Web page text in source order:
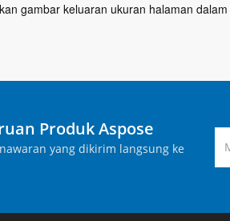
gambar keluaran ukuran halaman
Produk Aspose
yang dikirim langsung ke